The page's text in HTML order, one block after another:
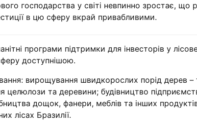
господарства у світі невпинно зростає, що
в цю сферу вкрай привабливими.
програми підтримки для інвесторів у
доступнішою.
вирощування швидкорослих порід дерев –
целюлози та деревини; будівництво
дощок, фанери, меблів та інших
лісах Бразилії.